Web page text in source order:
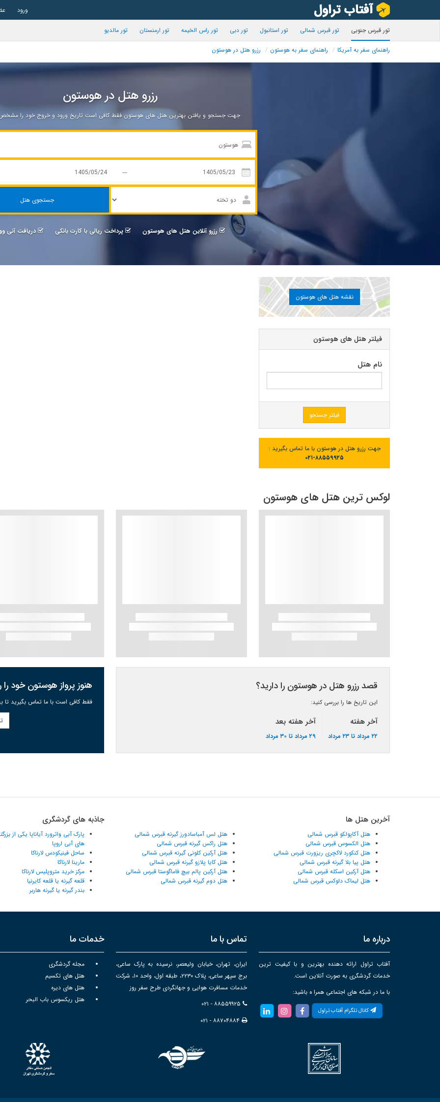
ورود
تور قبرس جنوبی تور قبرس شمالی تور استانبول تور دبی تور راس الخیمه تور ارمنستان تور مالدیو
راهنمای سفر به آمریکا راهنمای سفر به هوستون رزرو هتل در هوستون
رزرو هتل در هوستون
جهت جستجو و یافتن بهترین هتل های هوستون فقط کافی است تاریخ ورود و خروج خود را مشخص
جستجوی هتل
رزرو آنلاین هتل های هوستون پرداخت ریالی با کارت بانکی دریافت آنی
نقشه هتل های هوستون
فیلتر هتل های هوستون
نام هتل
فیلتر جستجو
جهت رزرو هتل در هوستون با ما تماس بگیرید :
۰۲۱-۸۸۵۵۹۹۲۵
لوکس ترین هتل های هوستون
قصد رزرو هتل در هوستون را دارید؟
این تاریخ ها را بررسی کنید:
آخر هفته
۲۲ مرداد تا ۲۳ مرداد
آخر هفته بعد
۲۹ مرداد تا ۳۰ مرداد
هنوز پرواز هوستون خود را
فقط کافی است با ما تماس بگیرید تا
آخرین هتل ها
هتل آکاپولکو قبرس شمالی
هتل الکسوس قبرس شمالی
هتل کنکورد لاکچری ریزورت قبرس شمالی
هتل پیا بلا گیرنه قبرس شمالی
هتل آرکین اسکله قبرس شمالی
هتل لیماک دلوکس قبرس شمالی
هتل لس آمباسادورز گیرنه قبرس شمالی
هتل راکس گیرنه قبرس شمالی
هتل آرکین کلونی گیرنه قبرس شمالی
هتل کایا پلازو گیرنه قبرس شمالی
هتل آرکین پالم بیچ فاماگوستا قبرس شمالی
هتل دوم گیرنه قبرس شمالی
جاذبه های گردشگری
پارک آبی واترورد آیاناپا یکی از
های آبی اروپا
ساحل فینیکودس لارناکا
مارینا لارناکا
مرکز خرید متروپلیس لارناکا
قلعه گیرنه یا قلعه کایرنیا
بندر گیرنه یا گیرنه هاربر
درباره ما
آفتاب تراول ارائه دهنده بهترین و با کیفیت ترین
خدمات گردشگری به صورت آنلاین است.
با ما در شبکه های اجتماعی همرا ه باشید:
کانال تلگرام آفتاب تراول
تماس با ما
ایران، تهران، خیابان ولیعصر، نرسیده به پارک ساعی،
برج سپهر ساعی، پلاک ۲۲۳۰، طبقه اول، واحد ۱۰، شرکت
خدمات مسافرت هوایی و جهانگردی طرح سفر روز
۰۲۱ - ۸۸۵۵۹۹۲۵
۰۲۱ - ۸۸۷۰۴۸۸۴
خدمات ما
مجله گردشگری
هتل های تکسیم
هتل های دیره
هتل ریکسوس باب البحر